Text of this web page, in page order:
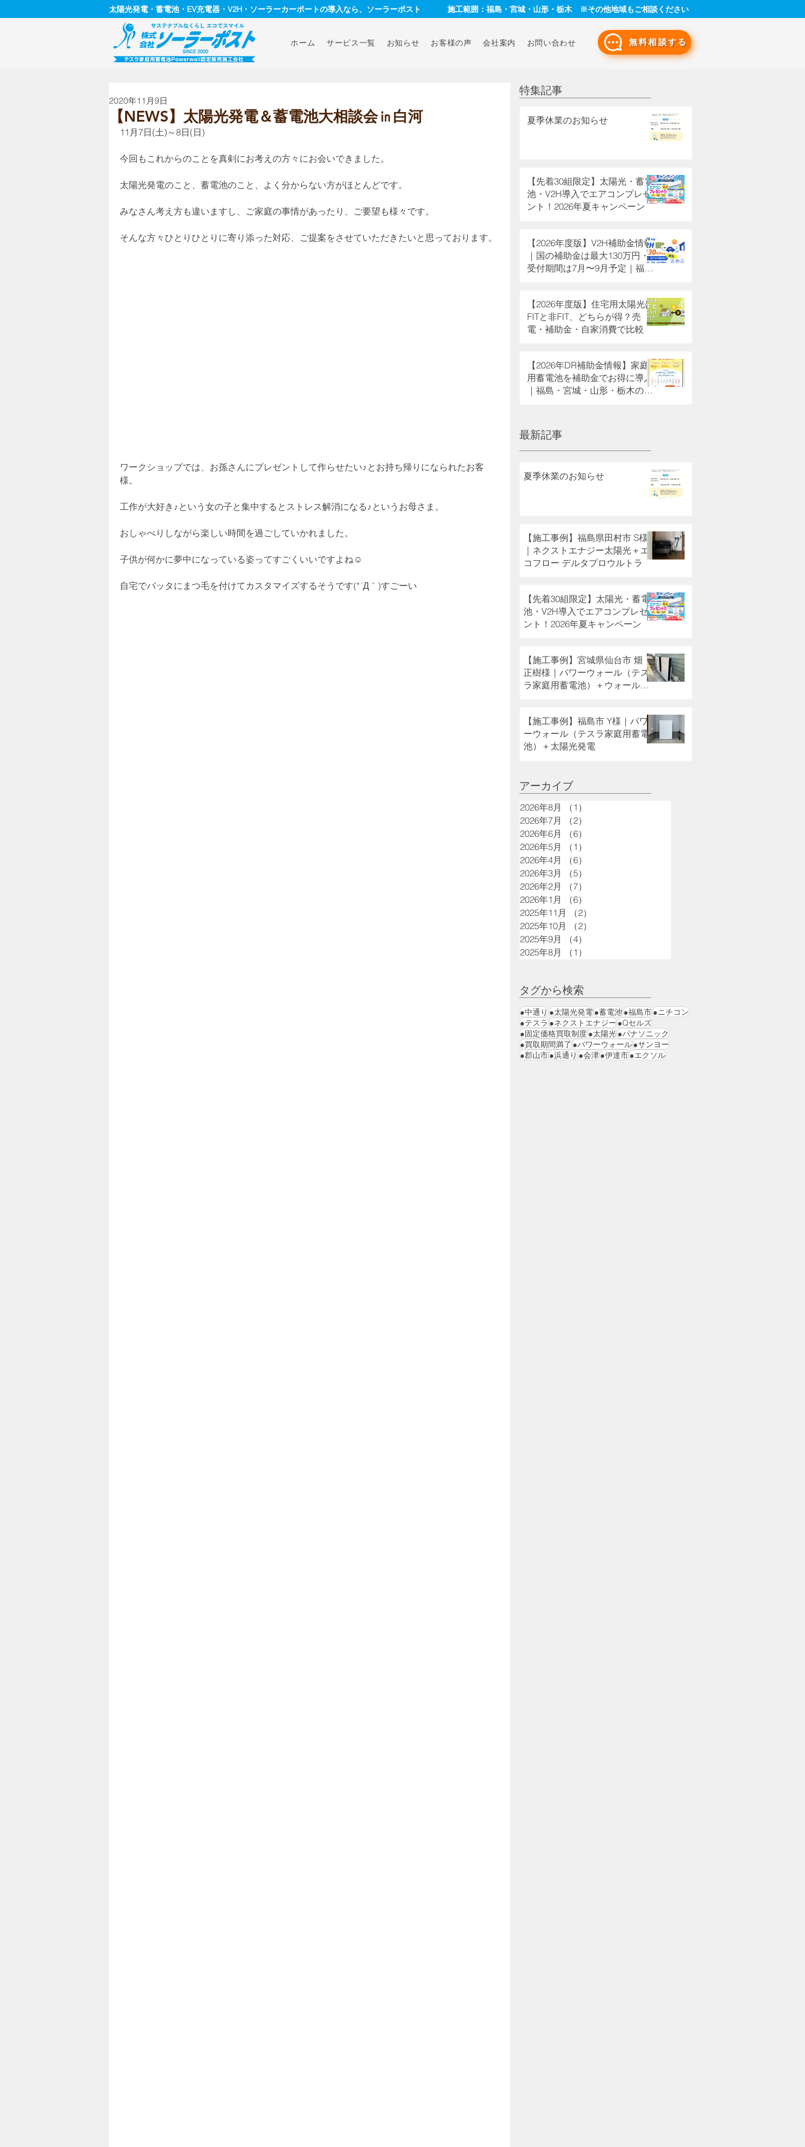
太陽光発電・蓄電池・EV充電器・V2H・ソーラーカーポートの導入なら、ソーラーポスト 施工範囲：福島・宮城・山形・栃木 ※その他地域もご相談ください
ホーム サービス一覧 お知らせ お客様の声 会社案内 お問い合わせ 無料相談する
【NEWS】太陽光発電＆蓄電池大相談会㏌白河
2020年11月9日
11月7日(土)～8日(日)
今回もこれからのことを真剣にお考えの方々にお会いできました。
太陽光発電のこと、蓄電池のこと、よく分からない方がほとんどです。
みなさん考え方も違いますし、ご家庭の事情があったり、ご要望も様々です。
そんな方々ひとりひとりに寄り添った対応、ご提案をさせていただきたいと思っております。
ワークショップでは、お孫さんにプレゼントして作らせたい♪とお持ち帰りになられたお客
様。
工作が大好き♪という女の子と集中するとストレス解消になる♪というお母さま。
おしゃべりしながら楽しい時間を過ごしていかれました。
子供が何かに夢中になっている姿ってすごくいいですよね☺
自宅でバッタにまつ毛を付けてカスタマイズするそうです(*´Д｀)すごーい
特集記事
夏季休業のお知らせ
【先着30組限定】太陽光・蓄電
池・V2H導入でエアコンプレゼ
ント！2026年夏キャンペーン
【2026年度版】V2H補助金情報
｜国の補助金は最大130万円・
受付期間は7月〜9月予定｜福島
【2026年度版】住宅用太陽光は
FITと非FIT、どちらが得？売
電・補助金・自家消費で比較
【2026年DR補助金情報】家庭
用蓄電池を補助金でお得に導入
｜福島・宮城・山形・栃木の方
最新記事
夏季休業のお知らせ
【施工事例】福島県田村市 S様
｜ネクストエナジー太陽光＋エ
コフロー デルタプロウルトラ
【先着30組限定】太陽光・蓄電
池・V2H導入でエアコンプレゼ
ント！2026年夏キャンペーン
【施工事例】宮城県仙台市 畑
正樹様｜パワーウォール（テス
ラ家庭用蓄電池）＋ウォールコ
【施工事例】福島市 Y様｜パワ
ーウォール（テスラ家庭用蓄電
池）＋太陽光発電
アーカイブ
2026年8月 （1）
2026年7月
（2）
2026年6月
（6）
2026年5月
（1）
2026年4月
（6）
2026年3月
（5）
2026年2月
（7）
2026年1月
（6）
2025年11月
（2）
2025年10月
（2）
2025年9月
（4）
2025年8月
（1）
タグから検索
●中通り●太陽光発電●蓄電池●福島市●ニチコン
●テスラ●ネクストエナジー●Qセルズ
●固定価格買取制度●太陽光●パナソニック
●買取期間満了●パワーウォール●サンヨー
●郡山市●浜通り●会津●伊達市●エクソル